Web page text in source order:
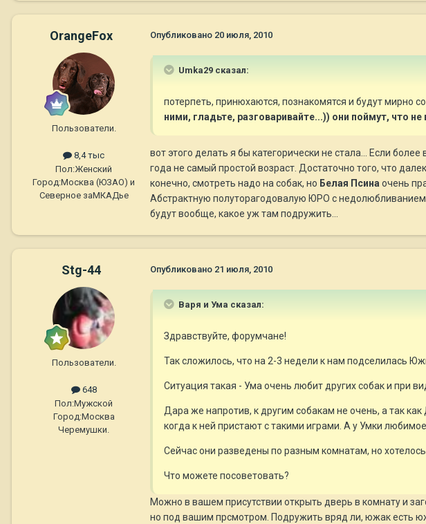
OrangeFox
Пользователи.
8,4 тыс
Пол:Женский
Город:Москва (ЮЗАО) и
Северное заМКАДье
Опубликовано 20 июля, 2010
Umka29 сказал:
потерпеть, принюхаются, познакомятся и будут мирно
ними, гладьте, разговаривайте...)) они поймут, что не
вот этого делать я бы категорически не стала... Если
года не самый простой возраст. Достаточно того, что
конечно, смотреть надо на собак, но Белая Псинаочень
Абстрактную полуторагодовалую ЮРО с недолюбливанием
будут вообще, какое уж там подружить...
Stg-44
Пользователи.
648
Пол:Мужской
Город:Москва
Черемушки.
Опубликовано 21 июля, 2010
Варя и Ума сказал:
Здравствуйте, форумчане!
Так сложилось, что на 2-3 недели к нам подселилась
Ситуация такая - Ума очень любит других собак и при
Дара же напротив, к другим собакам не очень, а так
когда к ней пристают с такими играми. А у Умки
Сейчас они разведены по разным комнатам, но
Что можете посоветовать?
Можно в вашем присутствии открыть дверь в комнату и
но под вашим прсмотром. Подружить вряд ли, южак есть